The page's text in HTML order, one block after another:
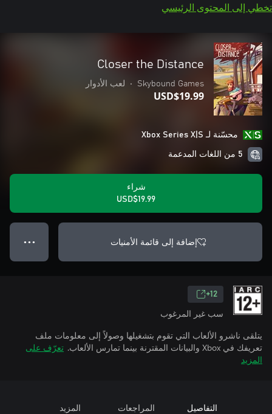
تخطي إلى المحتوى الرئيسي
Closer the Distance
Skybound Games
• لعب الأدوار
USD$19.99
محسّنة لـ Xbox Series X|S
5 من اللغات المدعمة
شراء
USD$19.99
إضافة إلى قائمة الأمنيات ● ● ●
12+
سب غير المرغوب
يتلقى ناشرو الألعاب التي تقوم بتشغيلها وصولاً إلى معلومات ملف
تعريفك في Xbox والبيانات المقترنة بينما تمارس الألعاب.
تعرّف على
المزيد
التفاصيل المراجعات المزيد